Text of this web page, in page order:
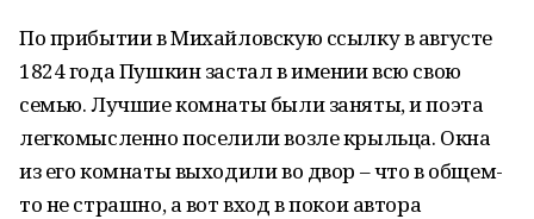
По прибытии в Михайловскую ссылку в августе
1824 года Пушкин застал в имении всю свою
семью. Лучшие комнаты были заняты, и поэта
легкомысленно поселили возле крыльца. Окна
из его комнаты выходили во двор – что в общем-
то не страшно, а вот вход в покои автора